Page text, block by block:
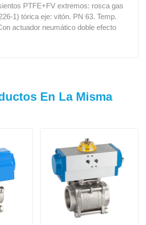
PTFE+FV extremos: rosca gas
1) tórica eje: vitón. PN 63. Temp.
actuador neumático doble efecto
En La Misma